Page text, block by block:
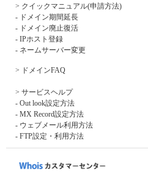
> クイックマニュアル(申請方法)
- ドメイン期間延長
- ドメイン廃止復活
- IPホスト登録
- ネームサーバー変更
> ドメインFAQ
> サービスヘルプ
- Out look設定方法
- MX Record設定方法
- ウェブメール利用方法
- FTP設定・利用方法